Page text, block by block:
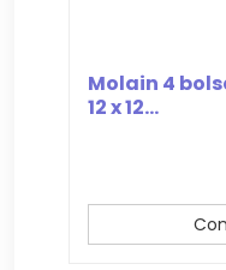
Molain 4
12 x 12...